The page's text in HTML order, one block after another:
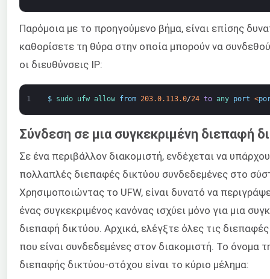
Παρόμοια με το προηγούμενο βήμα, είναι επίσης
καθορίσετε τη θύρα στην οποία μπορούν να
οι διευθύνσεις IP:
1 $ sudo ufw allow from 203.0.113.0/24 to any port <
Σύνδεση σε μια συγκεκριμένη διεπαφή
Σε ένα περιβάλλον διακομιστή, ενδέχεται να
πολλαπλές διεπαφές δικτύου συνδεδεμένες στο
Χρησιμοποιώντας το UFW, είναι δυνατό να
ένας συγκεκριμένος κανόνας ισχύει μόνο για μια
διεπαφή δικτύου. Αρχικά, ελέγξτε όλες τις
που είναι συνδεδεμένες στον διακομιστή. Το όνομα
διεπαφής δικτύου-στόχου είναι το κύριο μέλημα: